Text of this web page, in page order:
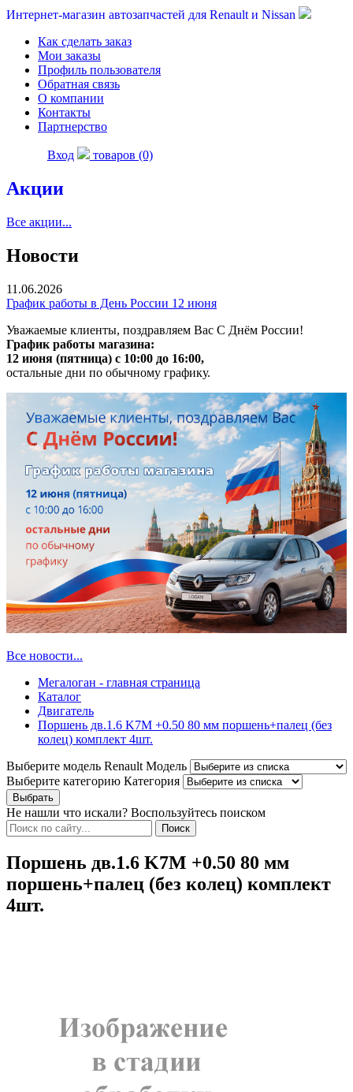
Интернет-магазин автозапчастей для Renault и Nissan
Как сделать заказ
Мои заказы
Профиль пользователя
Обратная связь
О компании
Контакты
Партнерство
Вход товаров (0)
Акции
Все акции...
Новости
11.06.2026
График работы в День России 12 июня
Уважаемые клиенты, поздравляем Вас С Днём России!
График работы магазина:
12 июня (пятница) с 10:00 до 16:00,
остальные дни по обычному графику.
Все новости...
Мегалоган - главная страница
Каталог
Двигатель
Поршень дв.1.6 K7M +0.50 80 мм поршень+палец (без
колец) комплект 4шт.
Выберите модель Renault Модель
Выберите категорию Категория
Не нашли что искали? Воспользуйтесь поиском
Поршень дв.1.6 K7M +0.50 80 мм
поршень+палец (без колец) комплект
4шт.